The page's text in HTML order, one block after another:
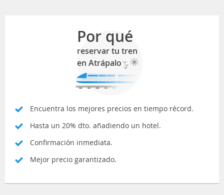
Por qué
reservar tu tren
en Atrápalo
Encuentra los mejores precios en tiempo récord.
Hasta un 20% dto. añadiendo un hotel.
Confirmación inmediata.
Mejor precio garantizado.